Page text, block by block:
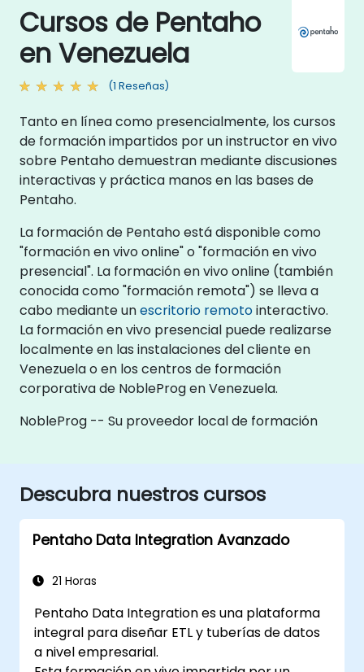
Cursos de Pentaho
en Venezuela
(1 Reseñas)
Tanto en línea como presencialmente, los cursos
de formación impartidos por un instructor en vivo
sobre Pentaho demuestran mediante discusiones
interactivas y práctica manos en las bases de
Pentaho.
La formación de Pentaho está disponible como
"formación en vivo online" o "formación en vivo
presencial". La formación en vivo online (también
conocida como "formación remota") se lleva a
cabo mediante unescritorio remotointeractivo.
La formación en vivo presencial puede realizarse
localmente en las instalaciones del cliente en
Venezuela o en los centros de formación
corporativa de NobleProg en Venezuela.
NobleProg -- Su proveedor local de formación
Descubra nuestros cursos
Pentaho Data Integration Avanzado
21 Horas
Pentaho Data Integration es una plataforma
integral para diseñar ETL y tuberías de datos
a nivel empresarial.